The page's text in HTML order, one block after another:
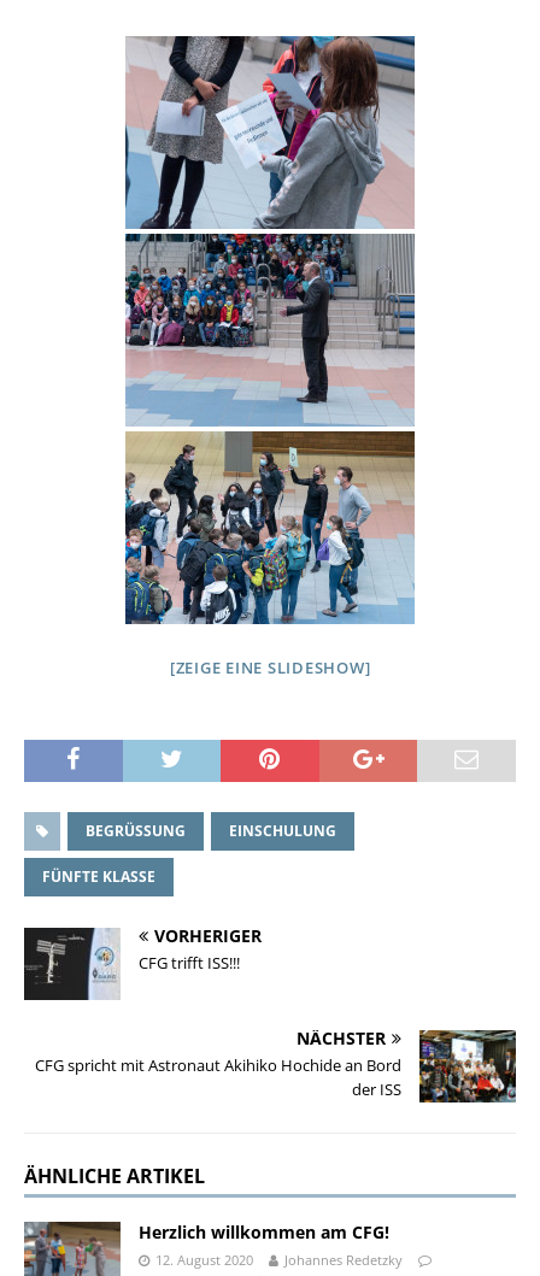
[ZEIGE EINE SLIDESHOW]
BEGRÜSSUNG EINSCHULUNG
FÜNFTE KLASSE
VORHERIGER
CFG trifft ISS!!!
NÄCHSTER
CFG spricht mit Astronaut Akihiko Hochide an Bord
der ISS
ÄHNLICHE ARTIKEL
Herzlich willkommen am CFG!
12. August 2020
Johannes Redetzky